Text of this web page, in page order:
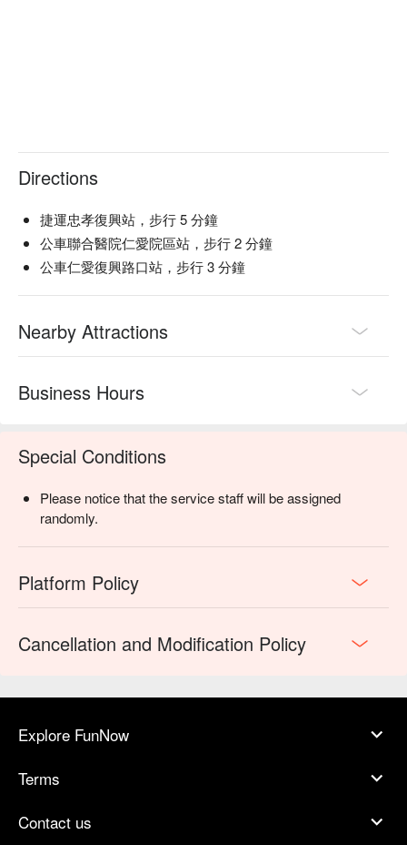
Directions
捷運忠孝復興站，步行 5 分鐘
公車聯合醫院仁愛院區站，步行 2 分鐘
公車仁愛復興路口站，步行 3 分鐘
Nearby Attractions
Business Hours
Special Conditions
Please notice that the service staff will be assigned
randomly.
Platform Policy
Cancellation and Modification Policy
Explore FunNow
Terms
Contact us